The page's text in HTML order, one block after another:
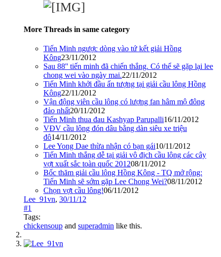
More Threads in same category
Tiến Minh ngược dòng vào tứ kết giải Hồng
Kông23/11/2012
Sau 88'' tiến minh đã chiến thắng. Có thể sẽ gặp lại lee
chong wei vào ngày mai.22/11/2012
Tiến Minh khởi đầu ấn tượng tại giải cầu lông Hồng
Kông22/11/2012
Vận động viên cầu lông có lượng fan hâm mộ đông
đảo nhất20/11/2012
Tiến Minh thua đau Kashyap Parupalli16/11/2012
VĐV cầu lông đón dâu bằng dàn siêu xe triệu
đô14/11/2012
Lee Yong Dae thừa nhận có bạn gái10/11/2012
Tiến Minh thắng dễ tại giải vô địch cầu lông các cây
vợt xuất sắc toàn quốc 201208/11/2012
Bốc thăm giải cầu lông Hồng Kông - TQ mở rộng:
Tiến Minh sẽ sớm gặp Lee Chong Wei?08/11/2012
Chọn vợt cầu lông!06/11/2012
Lee_91vn, 30/11/12
#1
Tags:
chickensoup and superadmin like this.